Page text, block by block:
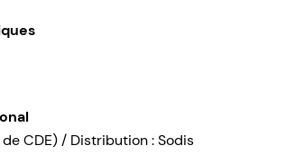
CDE) / Distribution : Sodis